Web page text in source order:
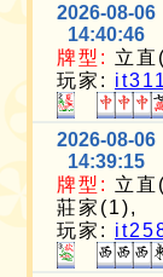
2026-08-06
14:40:46
牌型: 立
玩家:
2026-08-06
14:39:15
牌型: 立
莊家(1),
玩家: